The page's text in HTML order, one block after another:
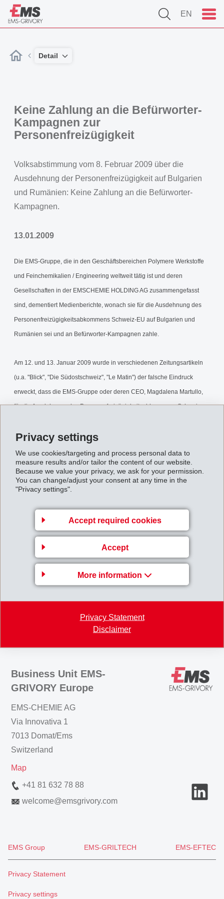
Privacy settings
We use cookies/targeting and process personal data to
measure results and/or tailor the content of our website.
Because we value your privacy, we ask for your permission.
You can change/adjust your consent at any time in the
"Privacy settings".
Accept required cookies
Accept
More information
Privacy Statement
Disclaimer
EN
Detail
Keine Zahlung an die Befürworter-
Kampagnen zur
Personenfreizügigkeit
Volksabstimmung vom 8. Februar 2009 über die
Ausdehnung der Personenfreizügigkeit auf Bulgarien
und Rumänien: Keine Zahlung an die Befürworter-
Kampagnen.
13.01.2009
Die EMS-Gruppe, die in den Geschäftsbereichen Polymere Werkstoffe
und Feinchemikalien / Engineering weltweit tätig ist und deren
Gesellschaften in der EMSCHEMIE HOLDING AG zusammengefasst
sind, dementiert Medienberichte, wonach sie für die Ausdehnung des
Personenfreizügigkeitsabkommens Schweiz-EU auf Bulgarien und
Rumänien sei und an Befürworter-Kampagnen zahle.
Am 12. und 13. Januar 2009 wurde in verschiedenen Zeitungsartikeln
(u.a. "Blick", "Die Südostschweiz", "Le Matin") der falsche Eindruck
erweckt, dass die EMS-Gruppe oder deren CEO, Magdalena Martullo,
für die Ausdehnung des Personenfreizügigkeitsabkommens Schweiz-
des Wirtschaftsverbandes "economiesuisse" zahle.
Richtig ist, dass der Ausgang der Volksabstimmung vom 8. Februar
2009 ("Personenfreizügigkeit Schweiz-EU: Weiterführung des
Abkommens und Ausdehnung auf Bulgarien und Rumänien") für den
Geschäftsgang der EMS-Gruppe nicht relevant ist. Weder die EMS-
Gruppe noch Magdalena Martullo persönlich haben Beiträge an
"economiesuisse" oder an irgendwelche Befürworter-Kampagnen
Personenfreizuegigkeit.pdf
Business Unit EMS-
GRIVORY Europe
EMS-CHEMIE AG
Via Innovativa 1
7013 Domat/Ems
Switzerland
Map
+41 81 632 78 88
welcome@emsgrivory.com
EMS Group EMS-GRILTECH EMS-EFTEC
Privacy Statement
Privacy settings